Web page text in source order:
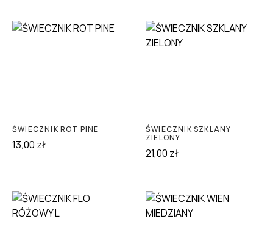
ŚWIECZNIK ROT PINE
13,00 zł
ŚWIECZNIK SZKLANY
ZIELONY
21,00 zł